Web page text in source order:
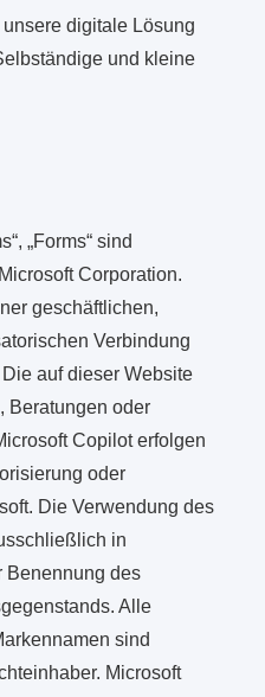
unsere digitale Lösung
und kleine
„Forms“ sind
Corporation.
geschäftlichen,
Verbindung
auf dieser Website
Beratungen oder
Copilot erfolgen
oder
Die Verwendung des
in
Benennung des
Alle
sind
Microsoft